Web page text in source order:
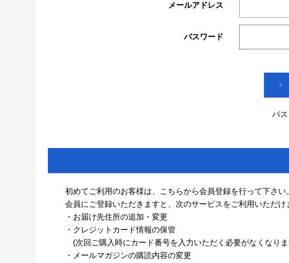
メールアドレス
パスワード
パ
初めてご利用のお客様は、こちらから会員登録を行って下さい
会員にご登録いただきますと、次のサービスをご利用いただけ
・お届け先住所の追加・変更
・クレジットカード情報の保管
(次回ご購入時にカード番号を入力いただく必要がなくなり
・メールマガジンの購読内容の変更